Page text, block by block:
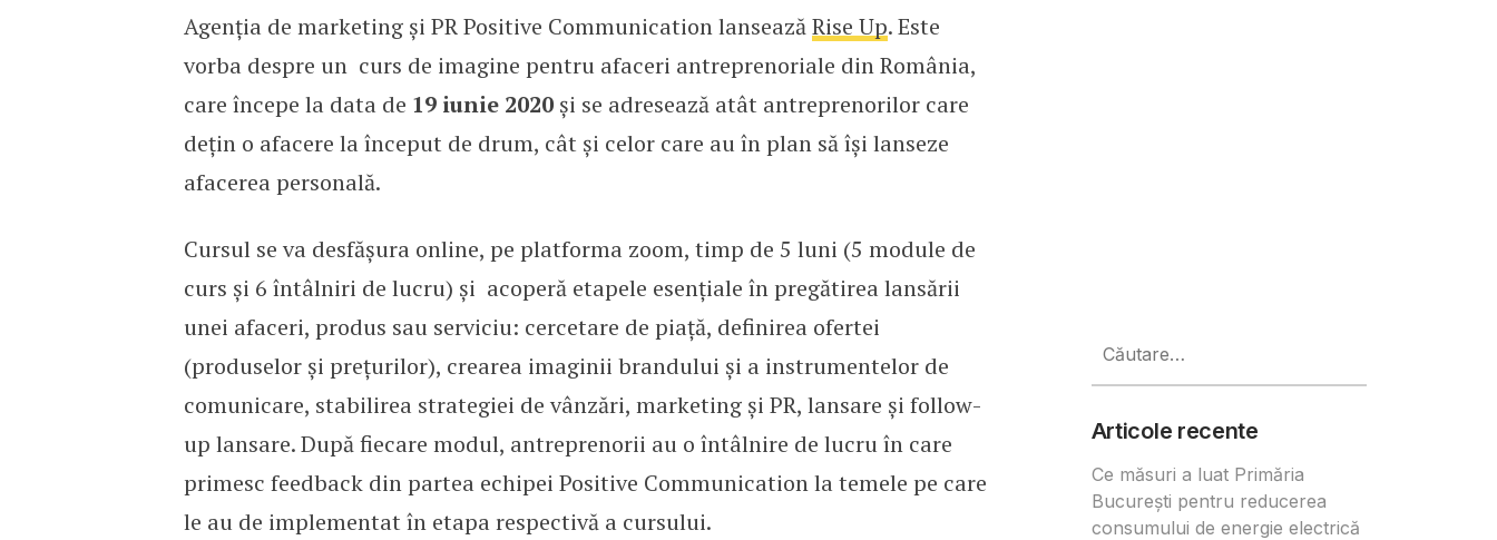
Curs de imagine pentru afaceri antreprenoriale din România
Agenţia de marketing şi PR Positive Communication lanseazăRise Up. Este
vorba despre un curs de imagine pentru afaceri antreprenoriale din România,
care începe la data de 19 iunie 2020şi se adresează atât antreprenorilor care
deţin o afacere la început de drum, cât şi celor care au în plan să îşi lanseze
afacerea personală.
Cursul se va desfășura online, pe platforma zoom, timp de 5 luni (5 module de
curs şi 6 întâlniri de lucru) și acoperă etapele esenţiale în pregătirea lansării
unei afaceri, produs sau serviciu: cercetare de piaţă, definirea ofertei
(produselor şi preţurilor), crearea imaginii brandului și a instrumentelor de
comunicare, stabilirea strategiei de vânzări, marketing şi PR, lansare şi follow-
up lansare. După fiecare modul, antreprenorii au o întâlnire de lucru în care
primesc feedback din partea echipei Positive Communication la temele pe care
le au de implementat în etapa respectivă a cursului.
după:
Articole recente
Ce măsuri a luat Primăria
București pentru reducerea
consumului de energie electrică